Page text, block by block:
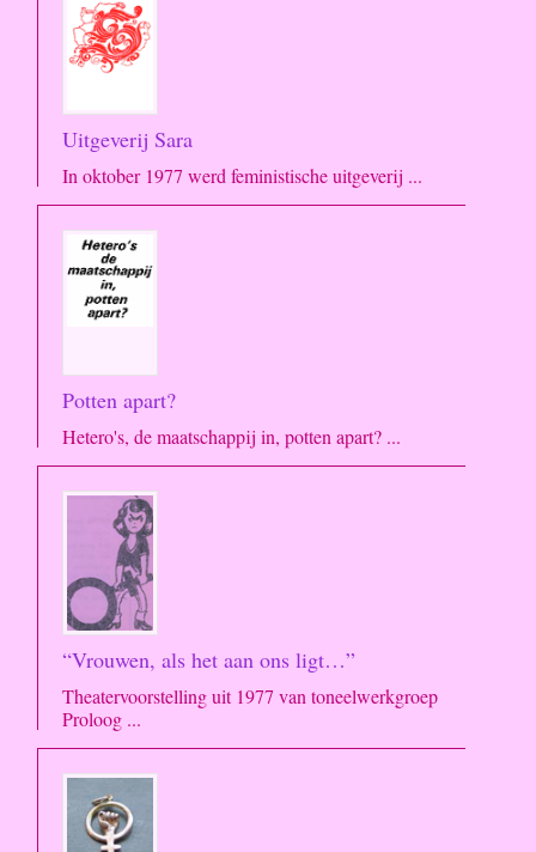
Uitgeverij Sara
In oktober 1977 werd feministische uitgeverij ...
Potten apart?
Hetero's, de maatschappij in, potten apart? ...
“Vrouwen, als het aan ons ligt…”
Theatervoorstelling uit 1977 van toneelwerkgroep
Proloog ...